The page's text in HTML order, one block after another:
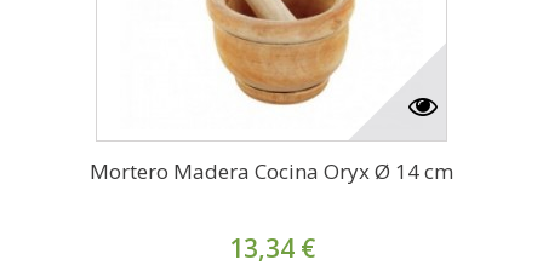
Mortero Madera Cocina Oryx Ø 14 cm
13,34 €